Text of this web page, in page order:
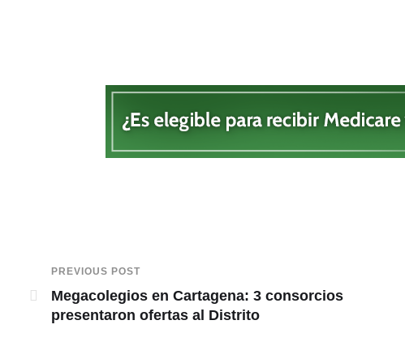
PREVIOUS POST
Megacolegios en Cartagena: 3 consorcios
presentaron ofertas al Distrito